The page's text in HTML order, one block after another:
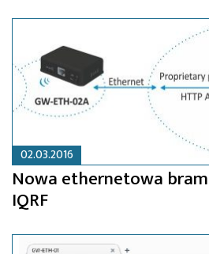
02.03.2016
Nowa ethernetowa
IQRF